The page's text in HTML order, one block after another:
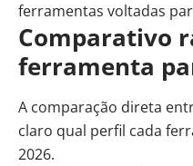
ferramentas voltadas
Comparativo
ferramenta
A comparação direta
claro qual perfil cada
2026.